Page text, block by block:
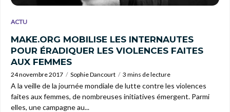
ACTU
MAKE.ORG MOBILISE LES INTERNAUTES
POUR ÉRADIQUER LES VIOLENCES FAITES
AUX FEMMES
24 novembre 2017 Sophie Dancourt 3 mins de lecture
A la veille de la journée mondiale de lutte contre les violences
faites aux femmes, de nombreuses initiatives émergent. Parmi
elles, une campagne au...